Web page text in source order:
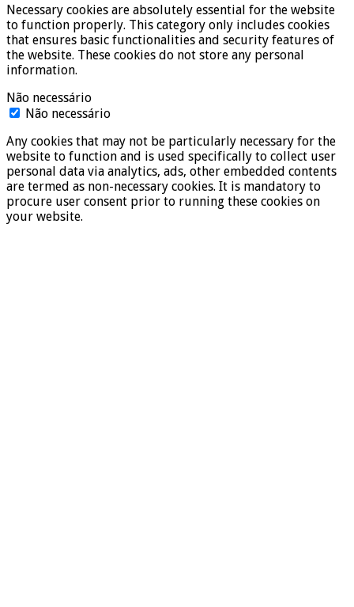
Necessary cookies are absolutely essential for the website
to function properly. This category only includes cookies
that ensures basic functionalities and security features of
the website. These cookies do not store any personal
information.
Não necessário
Não necessário
Any cookies that may not be particularly necessary for the
website to function and is used specifically to collect user
personal data via analytics, ads, other embedded contents
are termed as non-necessary cookies. It is mandatory to
procure user consent prior to running these cookies on
your website.